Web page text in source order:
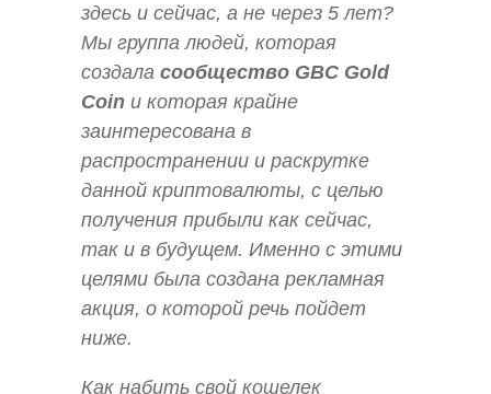
здесь и сейчас, а не через 5 лет?
Мы группа людей, которая
создала сообщество GBC Gold
Coin и которая крайне
заинтересована в
распространении и раскрутке
данной криптовалюты, с целью
получения прибыли как сейчас,
так и в будущем. Именно с этими
целями была создана рекламная
акция, о которой речь пойдет
ниже.
Как набить свой кошелек